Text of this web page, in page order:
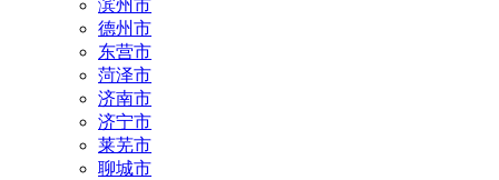
滨州市
德州市
东营市
菏泽市
济南市
济宁市
莱芜市
聊城市